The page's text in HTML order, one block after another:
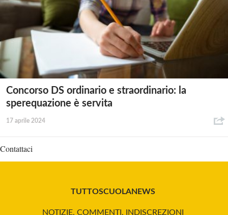
Concorso DS ordinario e straordinario: la
sperequazione è servita
17 aprile 2024
Contattaci
TUTTOSCUOLANEWS
NOTIZIE, COMMENTI, INDISCREZIONI